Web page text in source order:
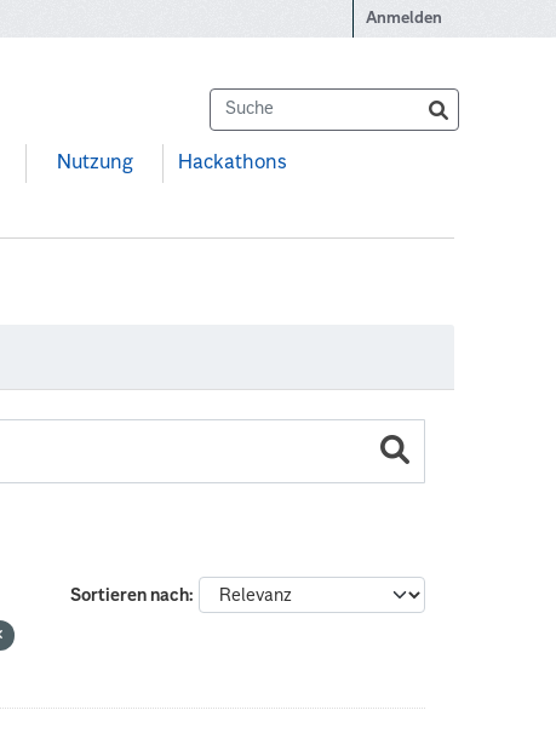
Anmelden
Nutzung Hackathons
Sortieren nach